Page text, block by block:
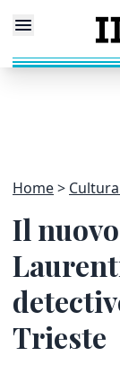
Home
Il
Trieste